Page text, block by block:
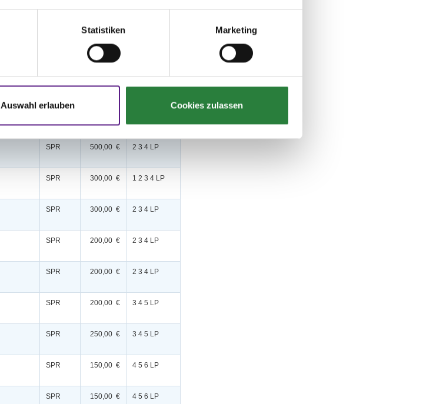
Statistiken Marketing
Auswahl erlauben Cookies zulassen
1.500,00
€
SPR
1.250,00
1 2 3 LP
SPR 500,00 € 2 3 4 LP
SPR 300,00 € 1 2 3 4 LP
SPR 300,00 € 2 3 4 LP
SPR 200,00 € 2 3 4 LP
SPR 200,00 € 2 3 4 LP
SPR 200,00 € 3 4 5 LP
SPR 250,00 € 3 4 5 LP
SPR 150,00 € 4 5 6 LP
SPR 150,00 € 4 5 6 LP